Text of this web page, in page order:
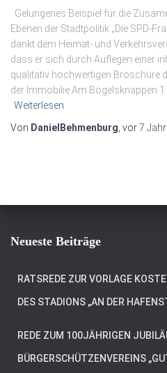
Gelungenes Beispiel für die
Ebenen der Stadtpolitik „Die SPD-
dankt dem Heimat- und
dass er sich durch Auflegen einer
qualitativ hochwertigen Broschüre
der Immobilie Am Bögelsknappen
Weiterlesen
Von DanielBehmenburg , vor7
Neueste Beiträge
RATSREDE ZUR VORLAGE
DES STADIONS „AN DER
REDE ZUM 100JÄHRIGEN
BÜRGERSCHÜTZENVEREINS